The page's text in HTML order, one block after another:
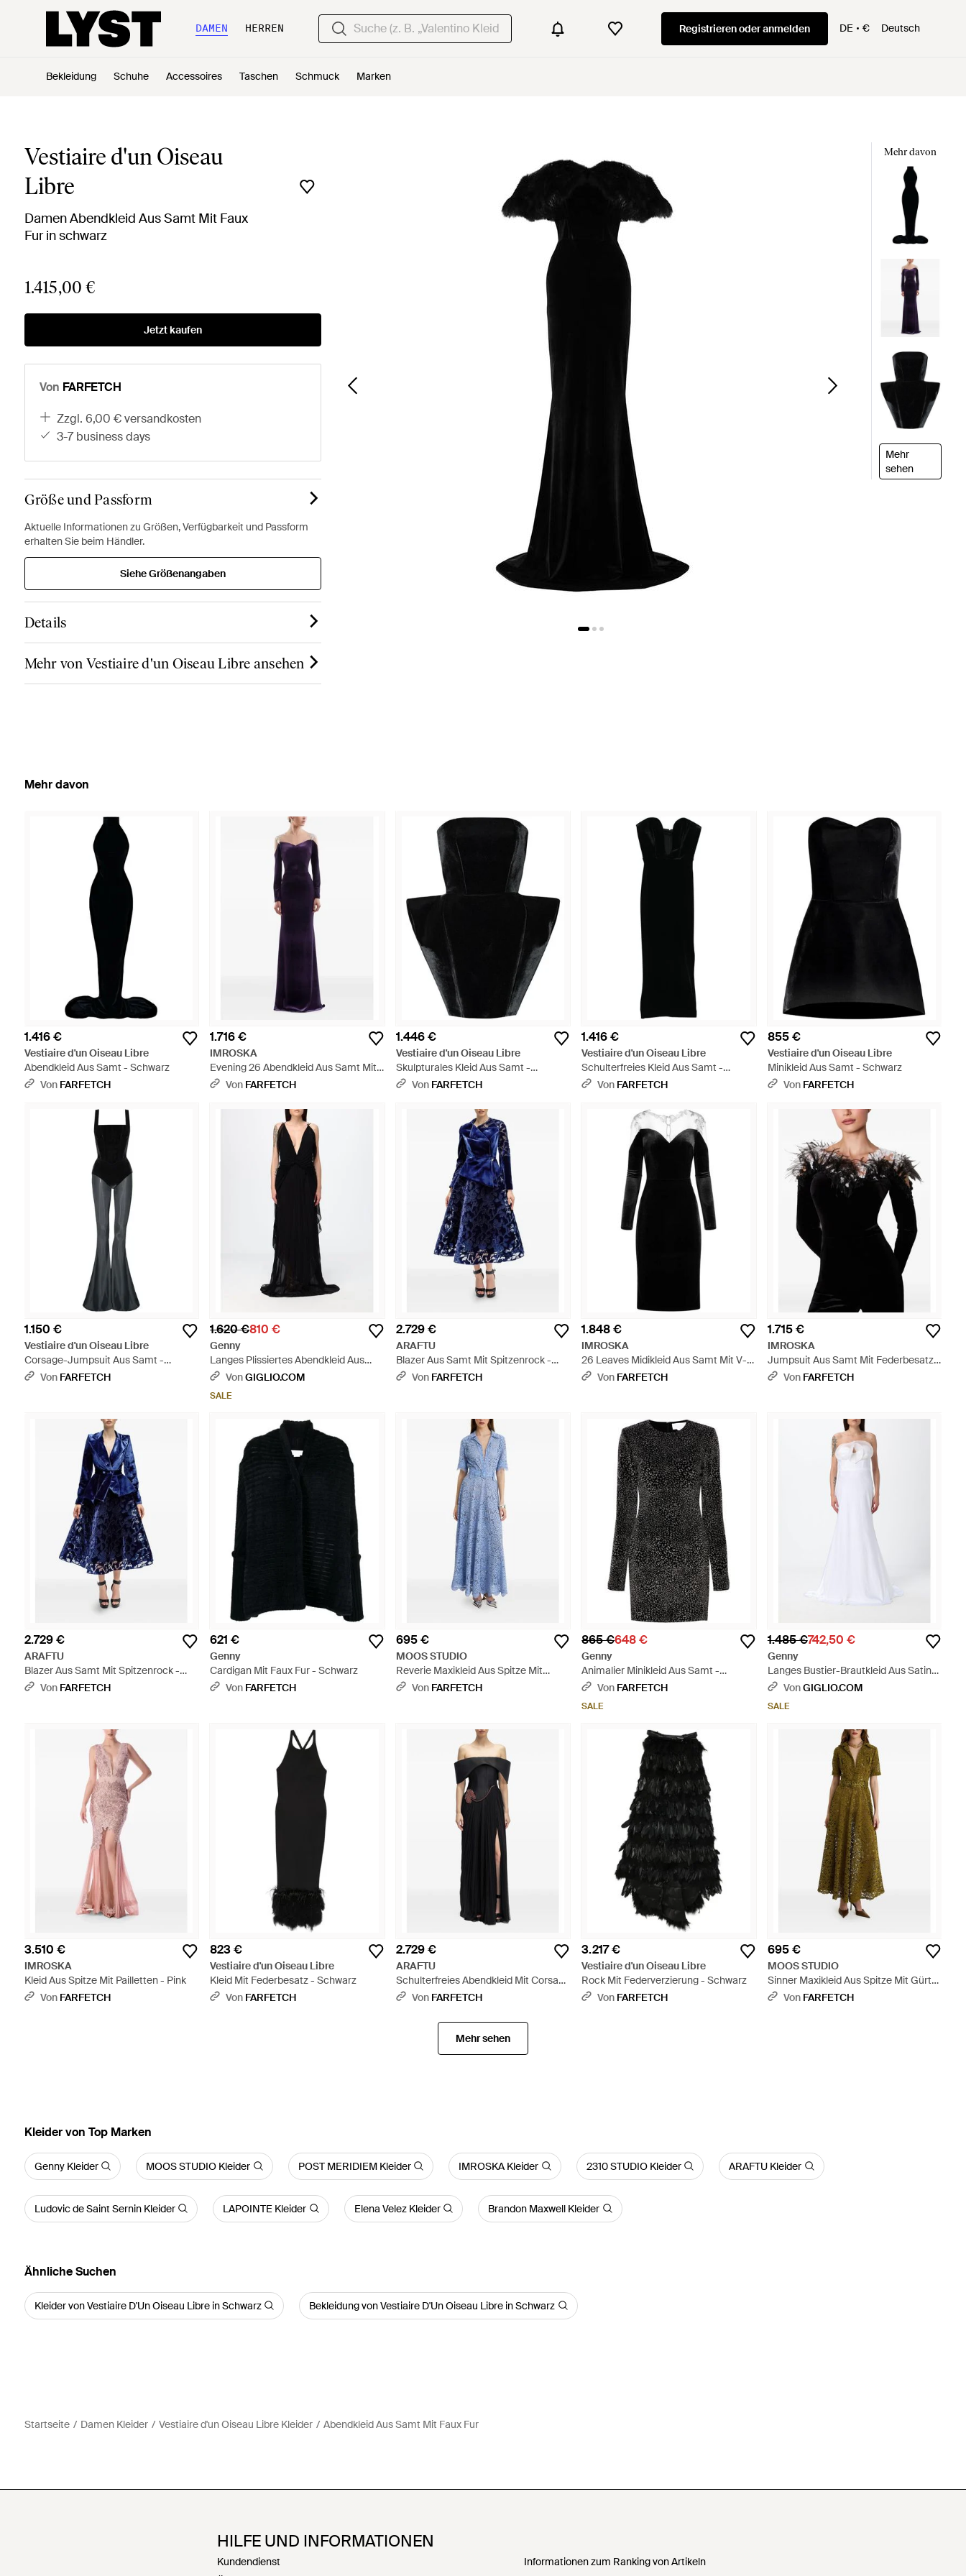
DAMEN HERREN Registrieren oder anmelden DE € Deutsch
Bekleidung Schuhe Accessoires Taschen Schmuck Marken
Vestiaire d'un Oiseau
Libre
Damen Abendkleid Aus Samt Mit Faux
Fur in schwarz
1.415,00 €
Jetzt kaufen
Von FARFETCH
zzgl. 6,00 € versandkosten
3-7 business days
Größe und Passform
Aktuelle Informationen zu Größen, Verfügbarkeit und Passform
erhalten Sie beim Händler.
Siehe Größenangaben
Details
Mehr von Vestiaire d'un Oiseau Libre ansehen
Mehr davon
Mehr
sehen
Mehr davon
1.416 €
Vestiaire d'un Oiseau Libre
Abendkleid Aus Samt - Schwarz
Von FARFETCH
1.716 €
IMROSKA
Evening 26 Abendkleid Aus Samt Mit
Pailletten - Blau
Von FARFETCH
1.446 €
Vestiaire d'un Oiseau Libre
Skulpturales Kleid Aus Samt -
Schwarz
Von FARFETCH
1.416 €
Vestiaire d'un Oiseau Libre
Schulterfreies Kleid Aus Samt -
Schwarz
Von FARFETCH
855 €
Vestiaire d'un Oiseau Libre
Minikleid Aus Samt - Schwarz
Von FARFETCH
1.150 €
Vestiaire d'un Oiseau Libre
Corsage-Jumpsuit Aus Samt -
Schwarz
Von FARFETCH
1.620 €810 €
Genny
Langes Plissiertes Abendkleid Aus
Chiffon Mit Schleppe - Schwarz
VonGIGLIO.COM
SALE
2.729 €
ARAFTU
Blazer Aus Samt Mit Spitzenrock -
BlauVon FARFETCH
1.848 €
IMROSKA
26 Leaves Midikleid Aus Samt Mit V-
Ausschnitt - Schwarz
Von FARFETCH
1.715 €
IMROSKA
Jumpsuit Aus Samt Mit Federbesatz -
Schwarz
Von FARFETCH
2.729 €
ARAFTU
Blazer Aus Samt Mit Spitzenrock -
BlauVon FARFETCH
621 €
Genny
Cardigan Mit Faux Fur - Schwarz
Von FARFETCH
695 €
MOOS STUDIO
Reverie Maxikleid Aus Spitze Mit
Gürtel - Blau
Von FARFETCH
865 €648 €
Genny
Animalier Minikleid Aus Samt -
Schwarz
Von FARFETCH
SALE
1.485 €742,50 €
Genny
Langes Bustier-Brautkleid Aus Satin
Mit Rüschen - Weiß
VonGIGLIO.COM
SALE
3.510 €
IMROSKA
Kleid Aus Spitze Mit Pailletten - Pink
Von FARFETCH
823 €
Vestiaire d'un Oiseau Libre
Kleid Mit Federbesatz - Schwarz
Von FARFETCH
2.729 €
ARAFTU
Schulterfreies Abendkleid Mit Corsage
- Schwarz
Von FARFETCH
3.217 €
Vestiaire d'un Oiseau Libre
Rock Mit Federverzierung - Schwarz
Von FARFETCH
695 €
MOOS STUDIO
Sinner Maxikleid Aus Spitze Mit Gürtel
- Grün
Von FARFETCH
Mehr sehen
Kleider von Top Marken
Genny Kleider MOOS STUDIO Kleider POST MERIDIEM Kleider IMROSKA Kleider 2310 STUDIO Kleider ARAFTU Kleider
Ludovic de Saint Sernin Kleider LAPOINTE Kleider Elena Velez Kleider Brandon Maxwell Kleider
Ähnliche Suchen
Kleider von Vestiaire D'Un Oiseau Libre in Schwarz Bekleidung von Vestiaire D'Un Oiseau Libre in Schwarz
Startseite Damen Kleider Vestiaire d'un Oiseau Libre Kleider Abendkleid Aus Samt Mit Faux Fur
HILFE UND INFORMATIONEN
Kundendienst
Informationen zum Ranking von Artikeln